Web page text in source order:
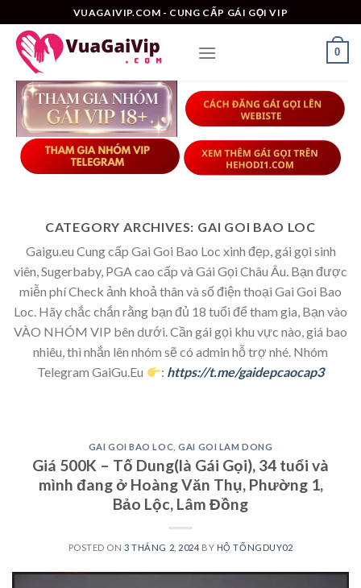
to
content
VUAGAIVIP.COM - CUNG CẤP GÁI GỌI VIP
0
CATEGORY ARCHIVES: GAI GOI BAO LOC
Gaigu.eu Cung cấp Gai Goi Bao Loc xinh đẹp, gái gọi sinh
viên, Sugerbaby, PGA cao cấp và Gái Gọi Châu Âu. Bạn được
miễn phí Check ảnh khoả thân và số điện thoại Gai Goi Bao
Loc. Hãy chắc chắn rằng bạn đủ 18 tuổi để tham gia, Bạn vào
VÀO NHÓM VIP bên dưới. Cần gái gọi khu vực nào, giá bao
nhiêu, thì nhắn lên nhóm sẽ có admin hỗ trợ nhé. Nhóm
Telegram GaiGu.Eu
: https://t.me/gaidepcaocap3
GAI GOI BAO LOC ,GAI GOI LAM DONG
Giá 500K – Tố Dung(là Gái Gọi), 34 tuổi và
mình đang ở Hoàng Văn Thụ, Phường 1,
Bảo Lộc, Lâm Đồng
POSTED ON3 THÁNG 2, 2024 BY HỘ TỐNGDUY02